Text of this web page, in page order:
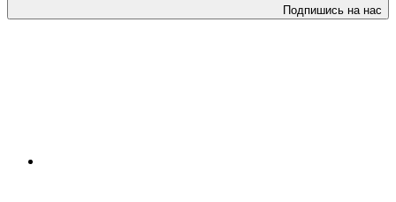
Подпишись на нас